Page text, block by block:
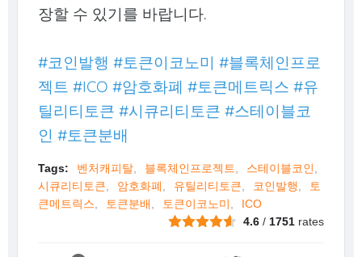
장할 수 있기를 바랍니다.
#코인발행 #토큰이코노미 #블록체인프로
젝트 #ICO #암호화폐 #토큰메트릭스 #유
틸리티토큰 #시큐리티토큰 #스테이블코
인 #토큰분배
Tags: 벤처캐피탈 블록체인프로젝트
스테이블코인
시큐리티토큰
암호화폐 유틸리티토큰 코인발행
토
큰메트릭스
토큰분배 토큰이코노미
ICO
4.6 / 1751 rates